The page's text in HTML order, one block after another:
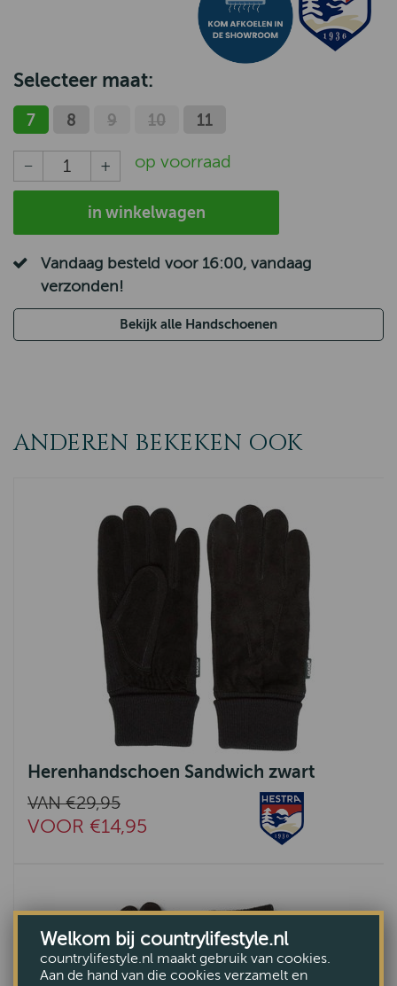
Selecteer maat:
7 8 9 10 11
op voorraad
in winkelwagen
Vandaag besteld voor 16:00, vandaag
verzonden!
Bekijk alle Handschoenen
ANDEREN BEKEKEN OOK
Herenhandschoen Sandwich zwart
VAN €29,95
VOOR €14,95
Welkom bij countrylifestyle.nl
countrylifestyle.nl maakt gebruik van cookies.
Aan de hand van die cookies verzamelt en